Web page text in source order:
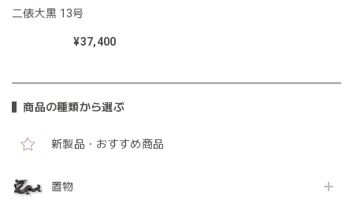
商品の種類から選ぶ
新製品・おすすめ商品
置物
二俵大黒 13号
¥37,400